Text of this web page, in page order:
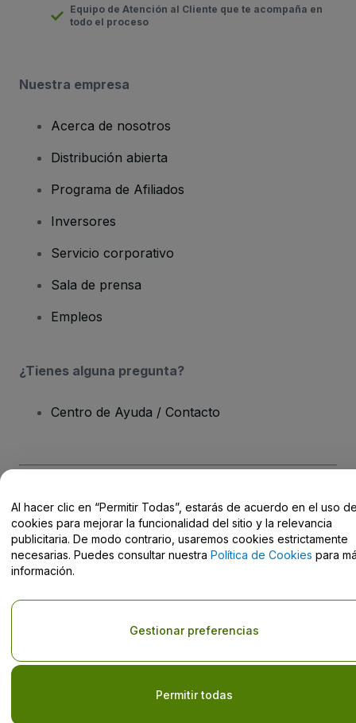
Equipo de Atención al Cliente que te acompaña en
todo el proceso
Nuestra empresa
Acerca de nosotros
Distribución abierta
Programa de Afiliados
Inversores
Servicio corporativo
Sala de prensa
Empleos
¿Tienes alguna pregunta?
Centro de Ayuda / Contacto
Derechos reservados © viagogo Entertainment Inc 2026 Datos de
la Empresa
El uso de este sitio web constituye la aceptación de los Términos y
Condiciones, de laPolítica de Privacidad, de laPolítica de Cookies
y de laPolítica de Privacidad para Móviles
No compartir mi información personal ni tus opciones de
Al hacer clic en “Permitir Todas”, estarás de acuerdo en el uso
cookies para mejorar la funcionalidad del sitio y la relevancia
publicitaria. De modo contrario, usaremos cookies estrictamente
necesarias. Puedes consultar nuestra Política de Cookies para
información.
Permitir todas
Gestionar preferencias